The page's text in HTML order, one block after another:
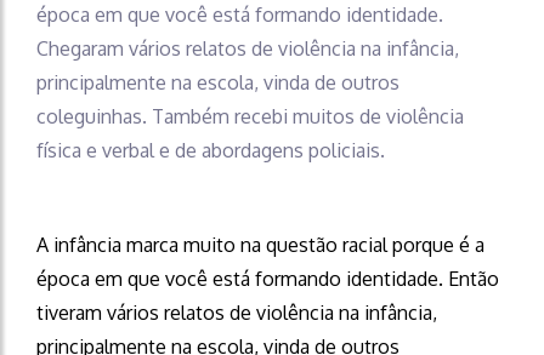
época em que você está formando identidade.
Chegaram vários relatos de violência na infância,
principalmente na escola, vinda de outros
coleguinhas. Também recebi muitos de violência
física e verbal e de abordagens policiais.
A infância marca muito na questão racial porque é a
época em que você está formando identidade. Então
tiveram vários relatos de violência na infância,
principalmente na escola, vinda de outros